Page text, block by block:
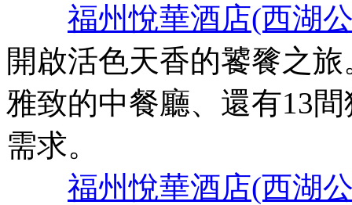
福州悅華酒店(西湖
開啟活色天香的饕餮之
雅致的中餐廳、還有13
需求。
福州悅華酒店(西湖